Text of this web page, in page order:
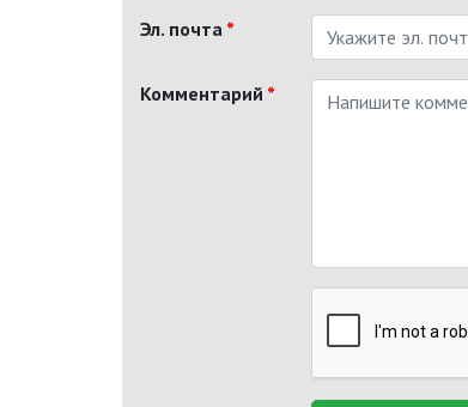
Эл. почта *
Комментарий *